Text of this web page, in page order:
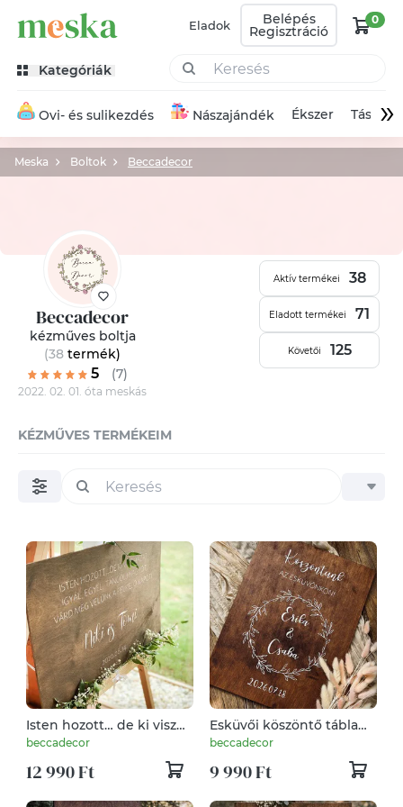
Eladok Belépés
Regisztráció
0
Kategóriák
Ovi- és sulikezdés Nászajándék Ékszer Táska»
Meska Boltok Beccadecor
Beccadecor
kézműves boltja
(38 termék)
5 (7)
2022. 02. 01. óta meskás
Aktív termékei 38
Eladott termékei 71
Követői 125
KÉZMŰVES TERMÉKEIM
Isten hozott… de ki visz
haza?- Bulis esküvői
dekor, welcome tábla
beccadecor
12 990 Ft
Esküvői köszöntő tábla
koszorú mintával
beccadecor
9 990 Ft